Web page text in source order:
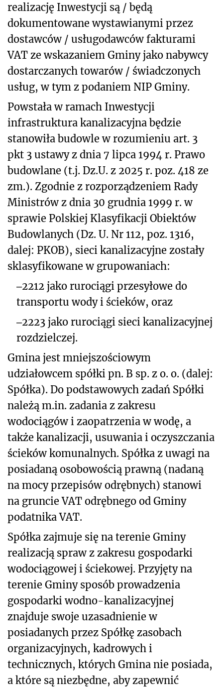
realizację Inwestycji są / będą
dokumentowane wystawianymi przez
dostawców / usługodawców fakturami
VAT ze wskazaniem Gminy jako nabywcy
dostarczanych towarów / świadczonych
usług, w tym z podaniem NIP Gminy.
Powstała w ramach Inwestycji
infrastruktura kanalizacyjna będzie
stanowiła budowle w rozumieniu art. 3
pkt 3 ustawy z dnia 7 lipca 1994 r. Prawo
budowlane (t.j. Dz.U. z 2025 r. poz. 418 ze
zm.). Zgodnie z rozporządzeniem Rady
Ministrów z dnia 30 grudnia 1999 r. w
sprawie Polskiej Klasyfikacji Obiektów
Budowlanych (Dz. U. Nr 112, poz. 1316,
dalej: PKOB), sieci kanalizacyjne zostały
sklasyfikowane w grupowaniach:
‒2212 jako rurociągi przesyłowe do
transportu wody i ścieków, oraz
‒2223 jako rurociągi sieci kanalizacyjnej
rozdzielczej.
Gmina jest mniejszościowym
udziałowcem spółki pn. B sp. z o. o. (dalej:
Spółka). Do podstawowych zadań Spółki
należą m.in. zadania z zakresu
wodociągów i zaopatrzenia w wodę, a
także kanalizacji, usuwania i oczyszczania
ścieków komunalnych. Spółka z uwagi na
posiadaną osobowością prawną (nadaną
na mocy przepisów odrębnych) stanowi
na gruncie VAT odrębnego od Gminy
podatnika VAT.
Spółka zajmuje się na terenie Gminy
realizacją spraw z zakresu gospodarki
wodociągowej i ściekowej. Przyjęty na
terenie Gminy sposób prowadzenia
gospodarki wodno-kanalizacyjnej
znajduje swoje uzasadnienie w
posiadanych przez Spółkę zasobach
organizacyjnych, kadrowych i
technicznych, których Gmina nie posiada,
a które są niezbędne, aby zapewnić